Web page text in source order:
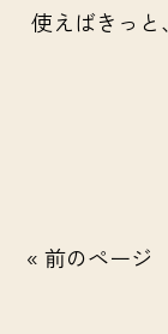
使えばきっ
« 前のページ